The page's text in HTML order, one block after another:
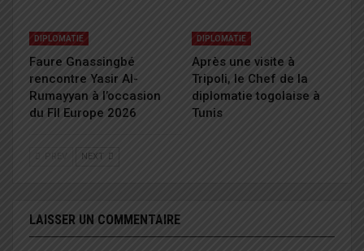
DIPLOMATIE
Faure Gnassingbé
rencontre Yasir Al-
Rumayyan à l’occasion
du FII Europe 2026
DIPLOMATIE
Après une visite à
Tripoli, le Chef de la
diplomatie togolaise à
Tunis
NEXT
LAISSER UN COMMENTAIRE